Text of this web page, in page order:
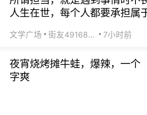
人生在世，每个人都要承担属
文学广场 街友49168527 7小时前
夜宵烧烤摊牛蛙，爆辣，一个
字爽